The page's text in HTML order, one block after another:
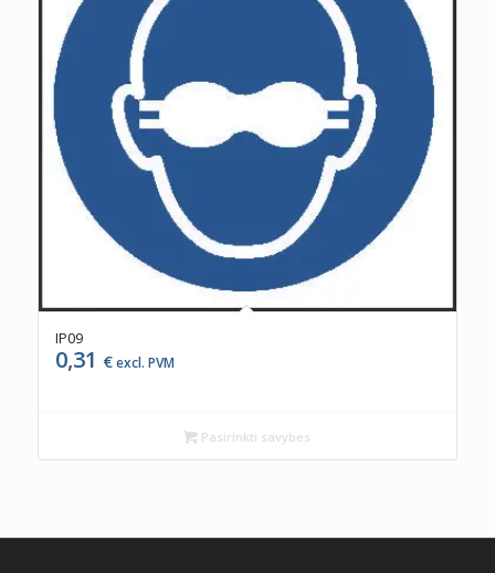
IP09
0,31 €excl. PVM
Pasirinkti savybes